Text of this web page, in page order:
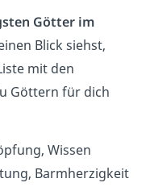
Götter im
Blick siehst,
mit den
Göttern für dich
Wissen
Barmherzigkeit